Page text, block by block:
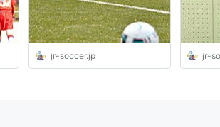
jr-soccer.jp jr-